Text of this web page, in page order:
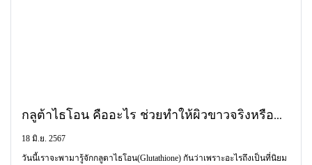
กลูต้าไธโอน คืออะไร ช่วยทำให้ผิวขาวจริงหรือ
ไม่?
18 มิ.ย. 2567
วันนี้เราจะพามารู้จักกลูตาไธโอน(Glutathione) กันว่าเพราะอะไรถึงเป็นที่นิยม